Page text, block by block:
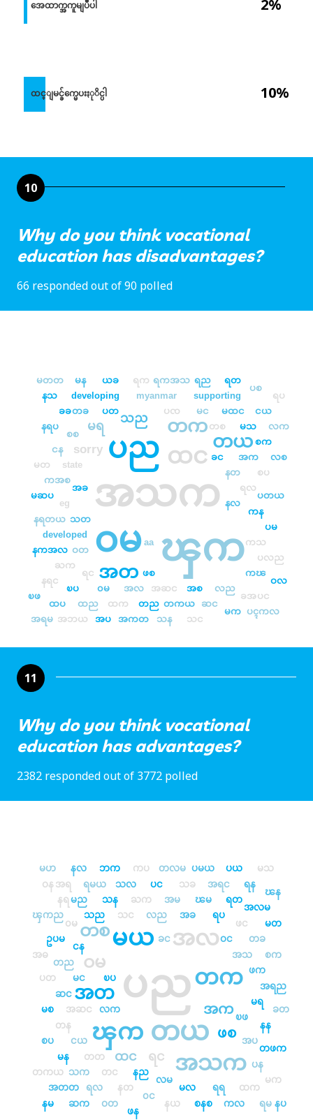
2%
10%
အေထာက္အကူမျပဳပါ
ထင္ျမင္ခ်က္မေပးႏုိင္ပါ
10
Why do you think vocational
education has disadvantages?
66 responded out of 90 polled
အသက
ၾက
ဝမ
ပည ထင
တက
တယ
အတ
sorry
မရ သည
ခင
တစ
နတ
နလ
ဖစ
ရင
ဝတ
သတ
အခ
state
စစ
တခ ပတ ပၸ မင မထင
မသ
ရလ
လည
အက
အစ
အဆင
အလ
၀မ
ၿပ
ႀက
aa
developed
developing
eg
myanmar supporting
ကန
ကသ
ကအစ
ကၽ
ခခ
ခအ
ငန
ငယ
စက
စပ
ဆင
တကယ
တည
ထက
ထည
ထပ
နကအလ
နရင
နရတယ
နရပ
နသ
ပင
ပစ
ပတယ
ပမ
ပလည
ပၚကလ
မက
မဆပ
မတ
မတတ မန ယခ ရက ရကအသ ရည ရတ
ရပ
လက
လစ
ဝလ
သင
သန
အကတ
အပ
အဘယ
အရမ
ၿဖ
11
Why do you think vocational
education has advantages?
2382 responded out of 3772 polled
ပည
တယ
ၾက
မယ အလ
အသက
တက
အတ
ဝမ
တစ
အက
ဖစ
ရင
ထင
လက
ၿပ
တတ
ခင ဝင
သည သင လည အခ ရပ
အဆင
ငယ
မင
ငန
ဖင
အသ
ၿဖ
နည
တင
သက
မည သန ႀက အမ ၽမ ရတ
၀မ
အပ
လမ
မန
တန
တည
ဆင
အလမ
နရ
တခ
ဖက
မရ
ထက
ပန
ရရ
မလ
နတ
ရလ
အတတ
ဥပမ
အရ ရမယ သလ ပင သခ အရင ရန
နန
တကယ
၀င
စပ
မစ
ပတ
ၾကည
ၽန
မတ
ဝန
စက
အရည
တဖက
မက
ရမ
ကလ
စနစ
နယ
ဝတ
ဆက
နမ
အဓ
မဟ နလ ဘက ကပ တလမ ပမယ ပယ မသ
ခတ
နပ
ဖန